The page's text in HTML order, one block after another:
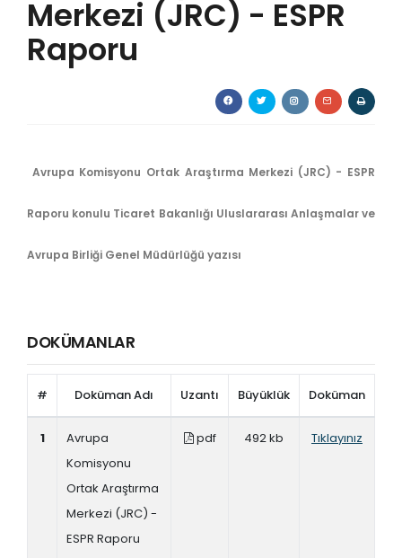
ENERJİ İZLEME
İLETİŞİM
Merkezi (JRC) - ESPR
Raporu
Avrupa Komisyonu Ortak Araştırma Merkezi (JRC) - ESPR
Raporu konulu Ticaret Bakanlığı Uluslararası Anlaşmalar ve
Avrupa Birliği Genel Müdürlüğü yazısı
DOKÜMANLAR
# Doküman Adı Uzantı Büyüklük Doküman
1
Avrupa
Komisyonu
Ortak Araştırma
Merkezi (JRC) -
ESPR Raporu
pdf 492 kb Tıklayınız